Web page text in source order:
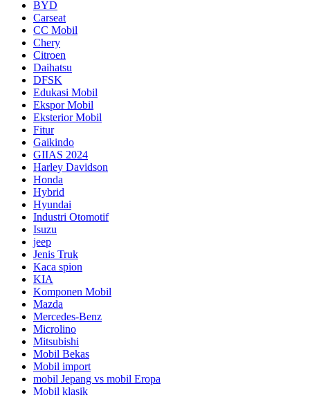
BYD
Carseat
CC Mobil
Chery
Citroen
Daihatsu
DFSK
Edukasi Mobil
Ekspor Mobil
Eksterior Mobil
Fitur
Gaikindo
GIIAS 2024
Harley Davidson
Honda
Hybrid
Hyundai
Industri Otomotif
Isuzu
jeep
Jenis Truk
Kaca spion
KIA
Komponen Mobil
Mazda
Mercedes-Benz
Microlino
Mitsubishi
Mobil Bekas
Mobil import
mobil Jepang vs mobil Eropa
Mobil klasik